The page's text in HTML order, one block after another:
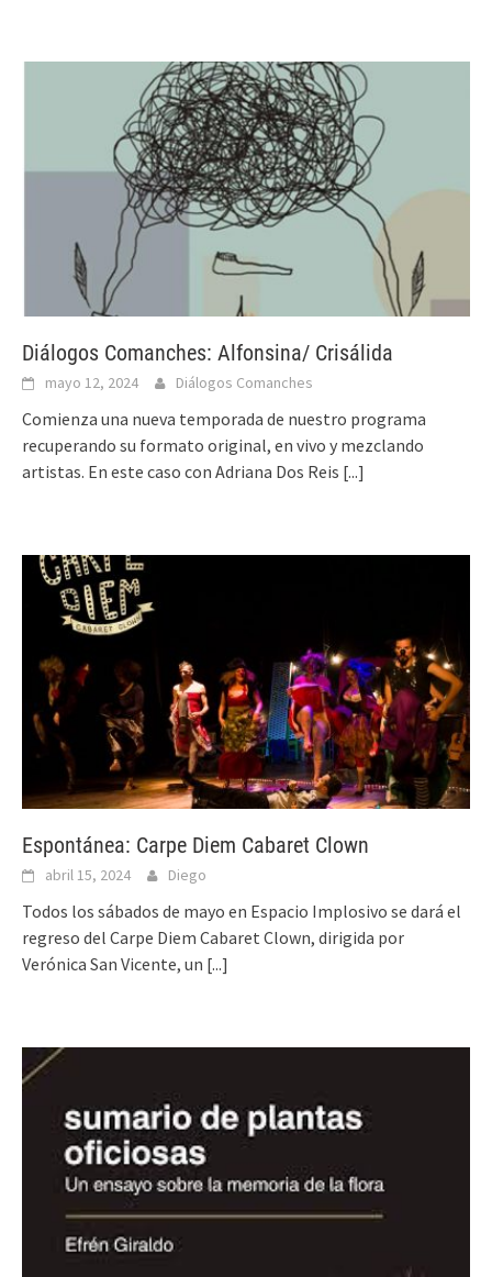
Diálogos Comanches: Alfonsina/ Crisálida
mayo 12, 2024 Diálogos Comanches
Comienza una nueva temporada de nuestro programa
recuperando su formato original, en vivo y mezclando
artistas. En este caso con Adriana Dos Reis [...]
Espontánea: Carpe Diem Cabaret Clown
abril 15, 2024 Diego
Todos los sábados de mayo en Espacio Implosivo se dará el
regreso del Carpe Diem Cabaret Clown, dirigida por
Verónica San Vicente, un [...]